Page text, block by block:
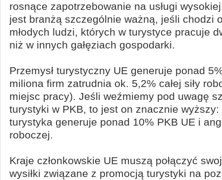
rosnące zapotrzebowanie na usługi
jest branżą szczególnie ważną, jeśli chodzi
młodych ludzi, których w turystyce pracuje
niż w innych gałęziach gospodarki.
Przemysł turystyczny UE generuje ponad
miliona firm zatrudnia ok. 5,2% całej siły
miejsc pracy). Jeśli weźmiemy pod uwagę
turystyki w PKB, to jest on znacznie
turystyka generuje ponad 10% PKB UE i
roboczej.
Kraje członkowskie UE muszą połączyć
wysiłki związane z promocją turystyki na